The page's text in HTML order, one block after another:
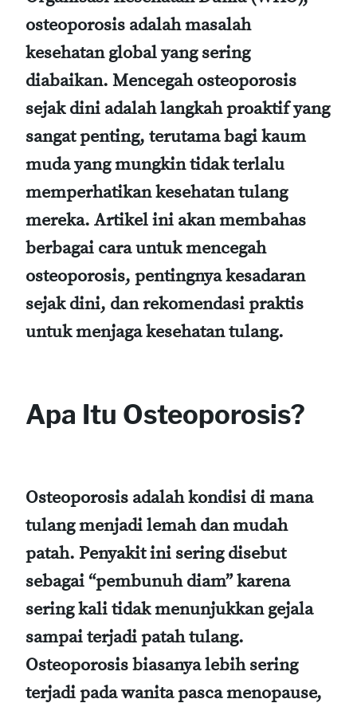
osteoporosis adalah masalah
kesehatan global yang sering
diabaikan. Mencegah osteoporosis
sejak dini adalah langkah proaktif yang
sangat penting, terutama bagi kaum
muda yang mungkin tidak terlalu
memperhatikan kesehatan tulang
mereka. Artikel ini akan membahas
berbagai cara untuk mencegah
osteoporosis, pentingnya kesadaran
sejak dini, dan rekomendasi praktis
untuk menjaga kesehatan tulang.
Apa Itu Osteoporosis?
Osteoporosis adalah kondisi di mana
tulang menjadi lemah dan mudah
patah. Penyakit ini sering disebut
sebagai “pembunuh diam” karena
sering kali tidak menunjukkan gejala
sampai terjadi patah tulang.
Osteoporosis biasanya lebih sering
terjadi pada wanita pasca menopause,